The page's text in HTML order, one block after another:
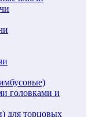
головками и
для торцовых